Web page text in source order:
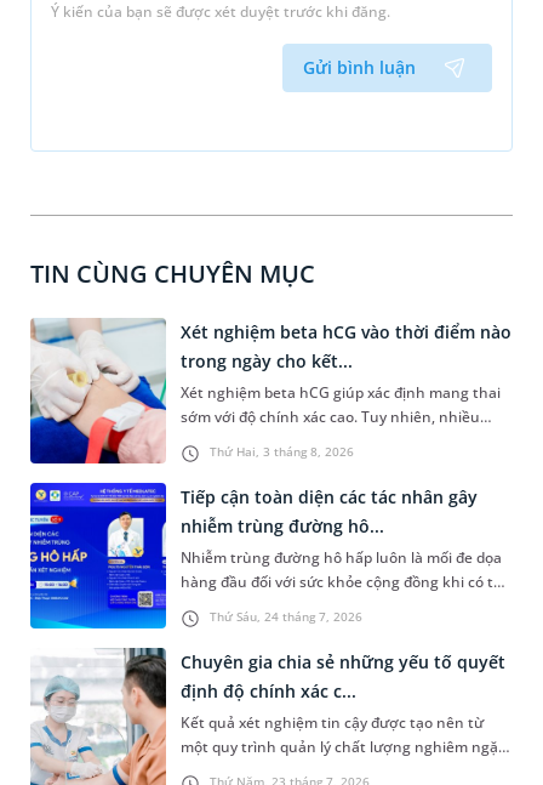
Ý kiến của bạn sẽ được xét duyệt trước khi đăng.
Gửi bình luận
TIN CÙNG CHUYÊN MỤC
Thứ Hai, 3 tháng 8, 2026
Xét nghiệm beta hCG vào thời điểm nào
trong ngày cho kết...
Xét nghiệm beta hCG giúp xác định mang thai
sớm với độ chính xác cao. Tuy nhiên, nhiều
người vẫn băn khoăn xét nghiệm beta hCG vào
thời điểm nào trong ngày để yên tâm về độ
chính xác của kết quả nhận được. Bài viết dưới
đây sẽ cùng bạn tìm hiểu về thời điểm xét
nghiệm và những điều nên lưu ý để đảm bảo độ
kết quả có tính chính xác cao.
Thứ Sáu, 24 tháng 7, 2026
Tiếp cận toàn diện các tác nhân gây
nhiễm trùng đường hô...
Nhiễm trùng đường hô hấp luôn là mối đe dọa
hàng đầu đối với sức khỏe cộng đồng khi có thể
bùng phát bất kỳ lúc nào với vô số căn nguyên
phức tạp từ virus, vi khuẩn đến nấm và ký sinh
trùng. Việc chẩn đoán chậm trễ hoặc nhầm lẫn
tác nhân không chỉ khiến việc điều trị kéo dài,
tốn kém mà còn làm gia tăng nguy cơ kháng
kháng sinh nghiêm trọng. Để tháo gỡ bài toán
khó này, chương trình hội thảo trực tuyến số
11 do Hệ thống Y tế MEDLATEC tổ chức đã
Chuyên gia chia sẻ những yếu tố quyết
định độ chính xác c...
Kết quả xét nghiệm tin cậy được tạo nên từ
một quy trình quản lý chất lượng nghiêm ngặt,
xuyên suốt từ trước, trong và sau xét nghiệm.